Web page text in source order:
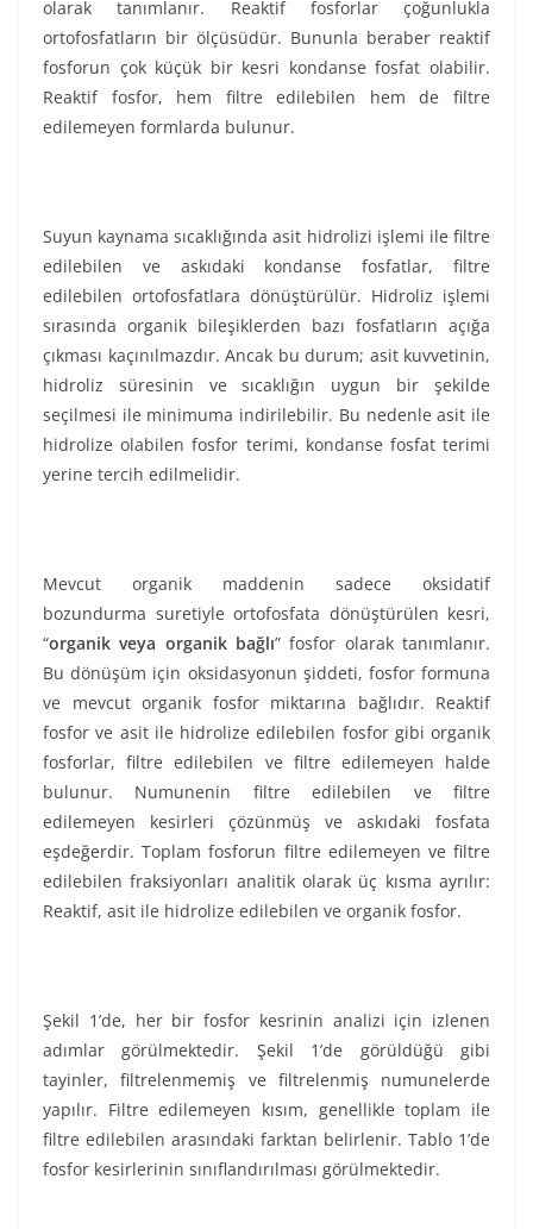
olarak tanımlanır. Reaktif fosforlar çoğunlukla
ortofosfatların bir ölçüsüdür. Bununla beraber reaktif
fosforun çok küçük bir kesri kondanse fosfat olabilir.
Reaktif fosfor, hem filtre edilebilen hem de filtre
edilemeyen formlarda bulunur.
Suyun kaynama sıcaklığında asit hidrolizi işlemi ile filtre
edilebilen ve askıdaki kondanse fosfatlar, filtre
edilebilen ortofosfatlara dönüştürülür. Hidroliz işlemi
sırasında organik bileşiklerden bazı fosfatların açığa
çıkması kaçınılmazdır. Ancak bu durum; asit kuvvetinin,
hidroliz süresinin ve sıcaklığın uygun bir şekilde
seçilmesi ile minimuma indirilebilir. Bu nedenle asit ile
hidrolize olabilen fosfor terimi, kondanse fosfat terimi
yerine tercih edilmelidir.
Mevcut organik maddenin sadece oksidatif
bozundurma suretiyle ortofosfata dönüştürülen kesri,
“organik veya organik bağlı” fosfor olarak tanımlanır.
Bu dönüşüm için oksidasyonun şiddeti, fosfor formuna
ve mevcut organik fosfor miktarına bağlıdır. Reaktif
fosfor ve asit ile hidrolize edilebilen fosfor gibi organik
fosforlar, filtre edilebilen ve filtre edilemeyen halde
bulunur. Numunenin filtre edilebilen ve filtre
edilemeyen kesirleri çözünmüş ve askıdaki fosfata
eşdeğerdir. Toplam fosforun filtre edilemeyen ve filtre
edilebilen fraksiyonları analitik olarak üç kısma ayrılır:
Reaktif, asit ile hidrolize edilebilen ve organik fosfor.
Şekil 1’de, her bir fosfor kesrinin analizi için izlenen
adımlar görülmektedir. Şekil 1’de görüldüğü gibi
tayinler, filtrelenmemiş ve filtrelenmiş numunelerde
yapılır. Filtre edilemeyen kısım, genellikle toplam ile
filtre edilebilen arasındaki farktan belirlenir. Tablo 1’de
fosfor kesirlerinin sınıflandırılması görülmektedir.